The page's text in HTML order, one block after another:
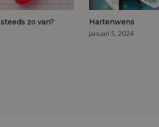
zo van? Hartenwens
januari 5, 2024